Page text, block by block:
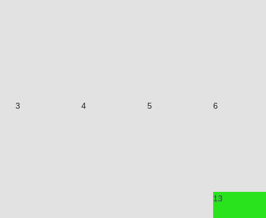
3 4 5 6
13